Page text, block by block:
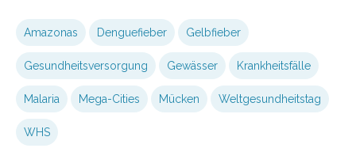
Amazonas Denguefieber Gelbfieber
Gesundheitsversorgung Gewässer Krankheitsfälle
Malaria Mega-Cities Mücken Weltgesundheitstag
WHS